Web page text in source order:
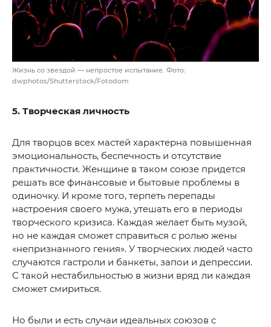
Жизнь со звездой — непростое испытание. Фото:
dwphotos/Shutterstock/Fotodom
5. Творческая личность
Для творцов всех мастей характерна повышенная
эмоциональность, беспечность и отсутствие
практичности. Женщине в таком союзе придется
решать все финансовые и бытовые проблемы в
одиночку. И кроме того, терпеть перепады
настроения своего мужа, утешать его в периоды
творческого кризиса. Каждая желает быть музой,
но не каждая сможет справиться с ролью жены
«непризнанного гения». У творческих людей часто
случаются гастроли и банкеты, запои и депрессии.
С такой нестабильностью в жизни вряд ли каждая
сможет смириться.
Но были и есть случаи идеальных союзов с